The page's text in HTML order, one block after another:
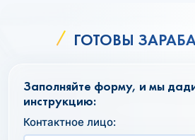
ГОТОВЫ
Заполняйте форму, и мы
инструкцию:
Контактное лицо: